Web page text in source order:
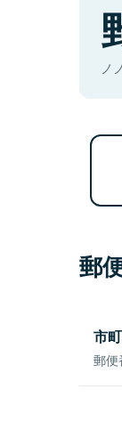
ノ
郵
市
郵便